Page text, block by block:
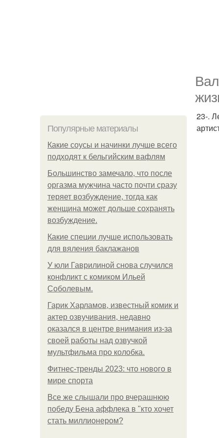
Популярные материалы
Какие соусы и начинки лучше всего
подходят к бельгийским вафлям
Большинство замечало, что после
оргазма мужчина часто почти сразу
теряет возбуждение, тогда как
женщина может дольше сохранять
возбуждение.
Какие специи лучше использовать
для вяления баклажанов
У юли Гаврилиной снова случился
конфликт с комиком Ильей
Соболевым.
Гарик Харламов, известный комик и
актер озвучивания, недавно
оказался в центре внимания из-за
своей работы над озвучкой
мультфильма про колобка.
Фитнес-тренды 2023: что нового в
мире спорта
Все же слышали про вчерашнюю
победу Бена аффлека в "кто хочет
стать миллионером?
23-.